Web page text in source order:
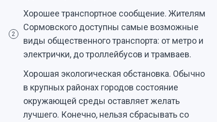
2
Хорошее транспортное сообщение. Жителям
Сормовского доступны самые возможные
виды общественного транспорта: от метро и
электрички, до троллейбусов и трамваев.
Хорошая экологическая обстановка. Обычно
в крупных районах городов состояние
окружающей среды оставляет желать
лучшего. Конечно, нельзя сбрасывать со